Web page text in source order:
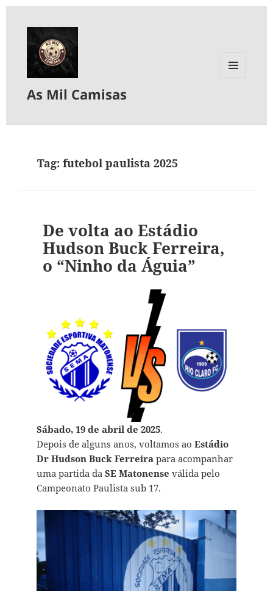
As Mil Camisas
Tag:futebol paulista 2025
De volta ao Estádio
Hudson Buck Ferreira,
o “Ninho da Águia”
Sábado, 19 de abril de 2025.
Depois de alguns anos, voltamos ao Estádio
Dr Hudson Buck Ferreirapara acompanhar
uma partida da SE Matonense válida pelo
Campeonato Paulista sub 17.